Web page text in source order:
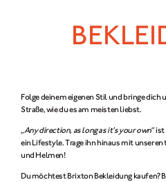
Folge deinem eigenen Stil und bringe
Straße, wie du es am meisten liebst.
„Any direction, as long as it’s your own“
ein Lifestyle. Trage ihn hinaus mit
und Helmen!
Du möchtest Brixton Bekleidung kaufen?